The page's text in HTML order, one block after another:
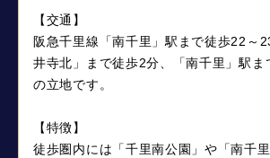
【交通】
阪急千里線「南千里」駅まで徒歩22～
井寺北」まで徒歩2分、「南千里」駅ま
の立地です。
【特徴】
徒歩圏内には「千里南公園」や「南千